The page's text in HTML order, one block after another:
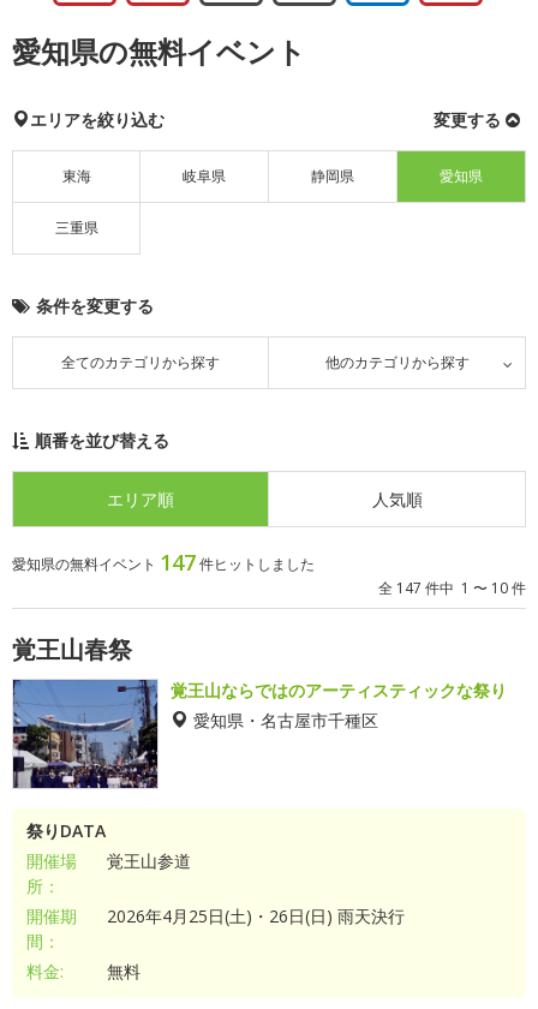
愛知県の無料イベント
エリアを絞り込む 変更する
東海 岐阜県 静岡県 愛知県
三重県
条件を変更する
全てのカテゴリから探す 他のカテゴリから探す
順番を並び替える
エリア順 人気順
愛知県の無料イベント 147件ヒットしました
全 147 件中 1 〜 10 件
覚王山春祭
覚王山ならではのアーティスティックな祭り
愛知県・名古屋市千種区
祭りDATA
開催場
所：
覚王山参道
開催期
間：
2026年4月25日(土)・26日(日) 雨天決行
料金: 無料